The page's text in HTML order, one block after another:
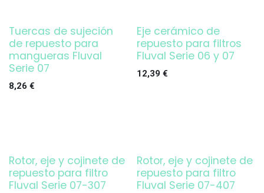
Tuercas de sujeción
de repuesto para
mangueras Fluval
Serie 07
8,26 €
Eje cerámico de
repuesto para filtros
Fluval Serie 06 y 07
12,39 €
Rotor, eje y cojinete de
repuesto para filtro
Fluval Serie 07-307
Rotor, eje y cojinete de
repuesto para filtro
Fluval Serie 07-407